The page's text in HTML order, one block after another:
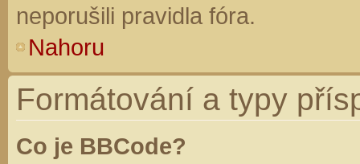
neporušili pravidla fóra.
Nahoru
Formátování a typy
Co je BBCode?